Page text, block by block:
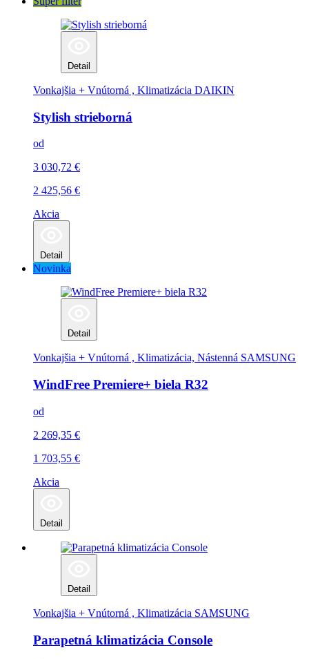
Detail
Vonkajšia + Vnútorná , Klimatizácia DAIKIN
Stylish strieborná
od
3 030,72 €
2 425,56 €
Akcia
Detail
Novinka
Detail
Vonkajšia + Vnútorná , Klimatizácia, Nástenná SAMSUNG
WindFree Premiere+ biela R32
od
2 269,35 €
1 703,55 €
Akcia
Detail
Detail
Vonkajšia + Vnútorná , Klimatizácia SAMSUNG
Parapetná klimatizácia Console